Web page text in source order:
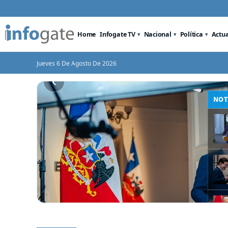
Home Infogate TV Nacional Política
Jueves 6 De Agosto De 2026
‹
El Senado convertido en conventillo:
senadoras agarradas de las mechas
Nuevo triunfo para
Hacienda aprueba los
Megarreforma